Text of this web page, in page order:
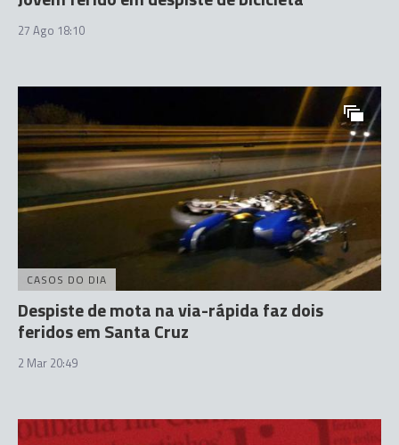
27 Ago 18:10
CASOS DO DIA
Despiste de mota na via-rápida faz dois
feridos em Santa Cruz
2 Mar 20:49